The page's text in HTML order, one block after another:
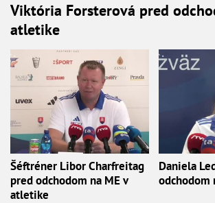
Viktória Forsterová pred
atletike
Šéftréner Libor Charfreitag
pred odchodom na ME v
atletike
Daniela
odchodom